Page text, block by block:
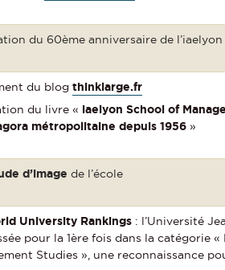
du 60ème anniversaire de l’iaelyon
du blogthinklarge.fr
du livre « iaelyon School of
métropolitaine depuis 1956 »
d’image de l’école
University Rankings : l’Université
pour la 1ère fois dans la catégorie «
Studies », une reconnaissance